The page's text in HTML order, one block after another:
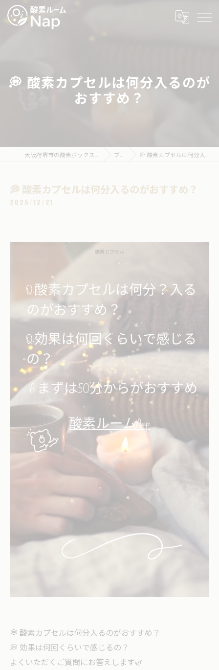
💭 酸素カプセルは何分入るのが
おすすめ？
ブログ 💭 酸素カプセルは何分入るのがおすすめ？
💭 酸素カプセルは何分入るのがおすすめ？
2025/12/21
💭 酸素カプセルは何分入るのがおすすめ？
💭 効果は何回くらいで感じるの？
よくいただくご質問にお答えします🌿